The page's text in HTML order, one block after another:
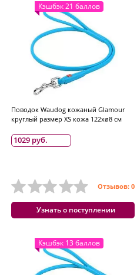
Кэшбэк 21 баллов
Поводок Waudog кожаный Glamour
круглый размер XS кожа 122хø8 см
1029 руб.
Отзывов: 0
Узнать о поступлении
Кэшбэк 13 баллов